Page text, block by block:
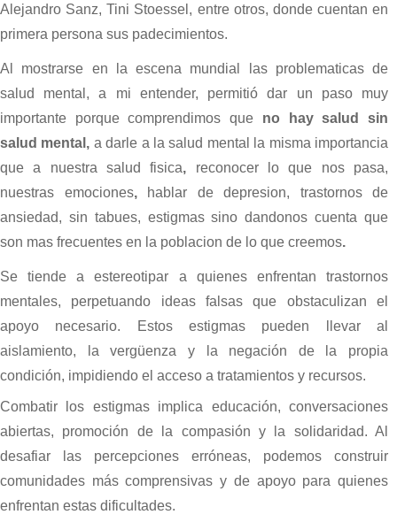
Alejandro Sanz, Tini Stoessel, entre otros, donde cuentan en
primera persona sus padecimientos.
Al mostrarse en la escena mundial las problematicas de
salud mental, a mi entender, permitió dar un paso muy
importante porque comprendimos que no hay salud sin
salud mental, a darle a la salud mental la misma importancia
que a nuestra salud fisica, reconocer lo que nos pasa,
nuestras emociones,
hablar de depresion, trastornos de
ansiedad, sin tabues, estigmas sino dandonos cuenta que
son mas frecuentes en la poblacion de lo que creemos.
Se tiende a estereotipar a quienes enfrentan trastornos
mentales, perpetuando ideas falsas que obstaculizan el
apoyo necesario. Estos estigmas pueden llevar al
aislamiento, la vergüenza y la negación de la propia
condición, impidiendo el acceso a tratamientos y recursos.
Combatir los estigmas implica educación, conversaciones
abiertas, promoción de la compasión y la solidaridad. Al
desafiar las percepciones erróneas, podemos construir
comunidades más comprensivas y de apoyo para quienes
enfrentan estas dificultades.